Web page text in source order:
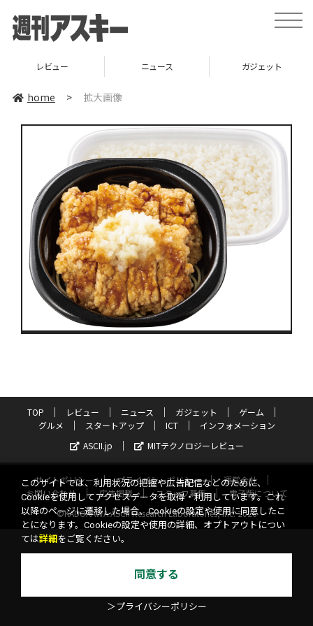
toggle
レビュー ニュース ガジェット
home > 拡大画像
TOP レビュー ニュース ガジェット
ゲーム
グルメ
スタートアップ ICT
インフォメーション
ASCII.jp
MITテクノロジーレビュー
サイトポリシー プライバシーポリシー
運営会社
お問い合わせ
広告掲載 スタッフ募集
電子版について
©KADOKAWA ASCII Research Laboratories, Inc. 2026
このサイトでは、利用状況の把握や広告配信などのために、
Cookieを使用してアクセスデータを取得・利用しています。これ
以降のページに遷移した場合、Cookieの設定や使用に同意したこ
とになります。Cookieの設定や使用の詳細、オプトアウトについ
ては詳細 をご覧ください。
同意する
＞プライバシーポリシー